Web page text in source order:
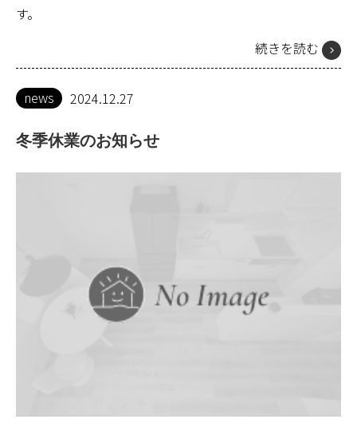
す。
続きを読む
news 2024.12.27
冬季休業のお知らせ